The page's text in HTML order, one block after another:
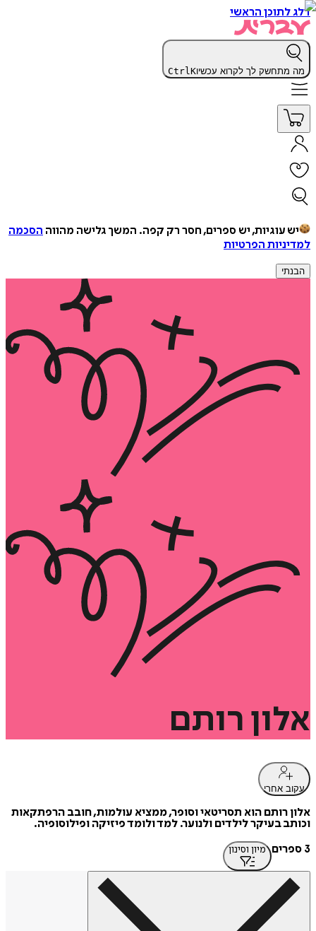
דלג לתוכן הראשי
מה מתחשק לך לקרוא עכשיו CtrlK
יש עוגיות, יש ספרים, חסר רק קפה. המשך גלישה מהווה הסכמה
למדיניות הפרטיות
הבנתי
אלון רותם
עקוב אחרי
אלון רותם הוא תסריטאי וסופר, ממציא עולמות, חובב הרפתקאות
וכותב בעיקר לילדים ולנוער. למד ולומד פיזיקה ופילוסופיה.
3 ספרים
מיון וסינון